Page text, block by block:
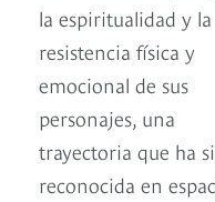
la espiritualidad y la
resistencia física y
emocional de sus
personajes, una
trayectoria que ha
reconocida en